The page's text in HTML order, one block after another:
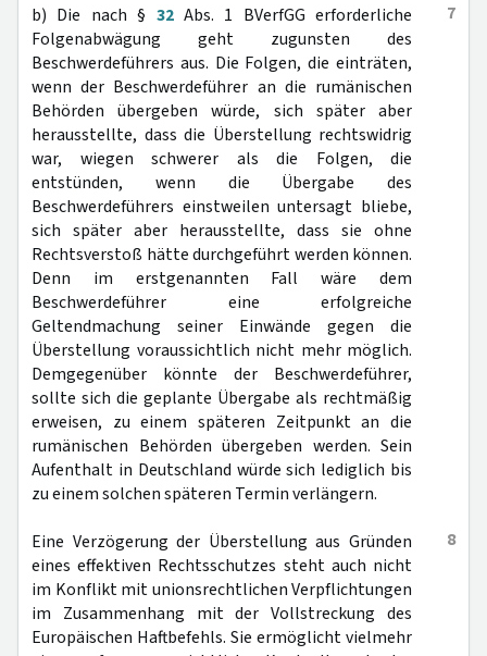
7
b) Die nach § 32Abs. 1 BVerfGG erforderliche
Folgenabwägung geht zugunsten des
Beschwerdeführers aus. Die Folgen, die einträten,
wenn der Beschwerdeführer an die rumänischen
Behörden übergeben würde, sich später aber
herausstellte, dass die Überstellung rechtswidrig
war, wiegen schwerer als die Folgen, die
entstünden, wenn die Übergabe des
Beschwerdeführers einstweilen untersagt bliebe,
sich später aber herausstellte, dass sie ohne
Rechtsverstoß hätte durchgeführt werden können.
Denn im erstgenannten Fall wäre dem
Beschwerdeführer eine erfolgreiche
Geltendmachung seiner Einwände gegen die
Überstellung voraussichtlich nicht mehr möglich.
Demgegenüber könnte der Beschwerdeführer,
sollte sich die geplante Übergabe als rechtmäßig
erweisen, zu einem späteren Zeitpunkt an die
rumänischen Behörden übergeben werden. Sein
Aufenthalt in Deutschland würde sich lediglich bis
zu einem solchen späteren Termin verlängern.
8
Eine Verzögerung der Überstellung aus Gründen
eines effektiven Rechtsschutzes steht auch nicht
im Konflikt mit unionsrechtlichen Verpflichtungen
im Zusammenhang mit der Vollstreckung des
Europäischen Haftbefehls. Sie ermöglicht vielmehr